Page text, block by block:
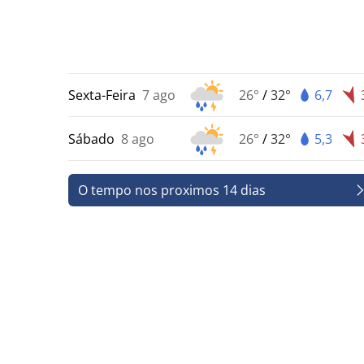
Sexta-Feira 7 ago 26° /32° 6,7
Sábado 8 ago 26° /32° 5,3
O tempo nos proximos 14 dias